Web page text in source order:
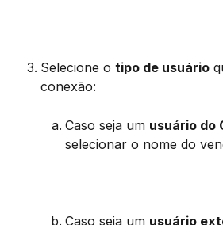
Selecione o tipo de usuário
conexão:
Caso seja um usuário do
selecionar o nome do
Caso seja um usuário